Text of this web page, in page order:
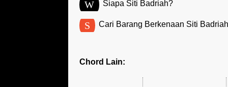
W Siapa Siti Badriah?
S Cari Barang Berkenaan Siti Badriah
Chord Lain: